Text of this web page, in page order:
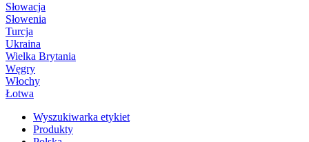
Słowacja
Słowenia
Turcja
Ukraina
Wielka Brytania
Węgry
Włochy
Łotwa
Wyszukiwarka etykiet
Produkty